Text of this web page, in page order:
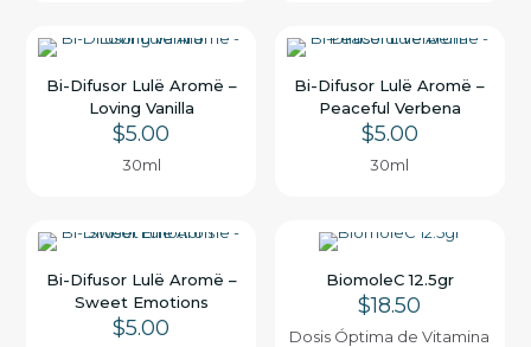
Bi-Difusor Lulë Aromë –
Loving Vanilla
$5.00
30ml
Bi-Difusor Lulë Aromë –
Peaceful Verbena
$5.00
30ml
Bi-Difusor Lulë Aromë –
Sweet Emotions
$5.00
BiomoleC 12.5gr
$18.50
Dosis Óptima de Vitamina